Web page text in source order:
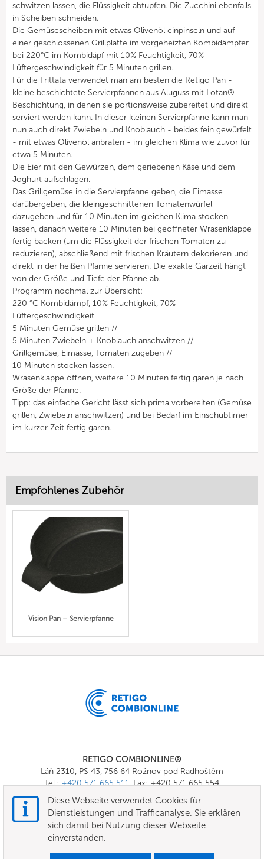
schwitzen lassen, die Flüssigkeit abtupfen. Die Zucchini ebenfalls
in Scheiben schneiden.
Die Gemüsescheiben mit etwas Olivenöl einpinseln und auf
einer geschlossenen Grillplatte im vorgeheizten Kombidämpfer
bei 220°C im Kombidäpf mit 10% Feuchtigkeit, 70%
Lüftergeschwindigkeit für 5 Minuten grillen.
Für die Frittata verwendet man am besten die Retigo Pan -
kleine beschichtete Servierpfannen aus Aluguss mit Lotan®-
Beschichtung, in denen sie portionsweise zubereitet und direkt
serviert werden kann. In dieser kleinen Servierpfanne kann man
nun auch direkt Zwiebeln und Knoblauch - beides fein gewürfelt
- mit etwas Olivenöl anbraten - im gleichen Klima wie zuvor für
etwa 5 Minuten.
Die Eier mit den Gewürzen, dem geriebenen Käse und dem
Joghurt aufschlagen.
Das Grillgemüse in die Servierpfanne geben, die Eimasse
darübergeben, die kleingeschnittenen Tomatenwürfel
dazugeben und für 10 Minuten im gleichen Klima stocken
lassen, danach weitere 10 Minuten bei geöffneter Wrasenklappe
fertig backen (um die Flüssigkeit der frischen Tomaten zu
reduzieren), abschließend mit frischen Kräutern dekorieren und
direkt in der heißen Pfanne servieren. Die exakte Garzeit hängt
von der Größe und Tiefe der Pfanne ab.
Programm nochmal zur Übersicht:
220 °C Kombidämpf, 10% Feuchtigkeit, 70%
Lüftergeschwindigkeit
5 Minuten Gemüse grillen //
5 Minuten Zwiebeln + Knoblauch anschwitzen //
Grillgemüse, Eimasse, Tomaten zugeben //
10 Minuten stocken lassen.
Wrasenklappe öffnen, weitere 10 Minuten fertig garen je nach
Größe der Pfanne.
Tipp: das einfache Gericht lässt sich prima vorbereiten (Gemüse
grillen, Zwiebeln anschwitzen) und bei Bedarf im Einschubtimer
im kurzer Zeit fertig garen.
Empfohlenes Zubehör
Vision Pan – Servierpfanne
RETIGO COMBIONLINE®
Láň 2310, PS 43, 756 64 Rožnov pod Radhoštěm
Tel.:+420 571 665 511, Fax: +420 571 665 554
E-mail:
info@combionline.com
Nutzungsbedingungen
Diese Webseite verwendet Cookies für
Dienstleistungen und Trafficanalyse. Sie erklären
sich damit bei Nutzung dieser Webseite
einverstanden.